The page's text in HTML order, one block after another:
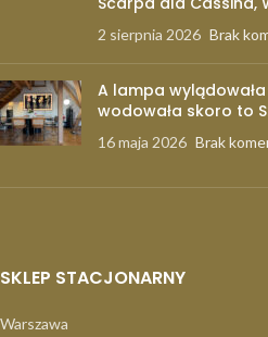
2 sierpnia 2026 Brak
A lampa
wodowała skoro to
16 maja 2026 Brak
SKLEP STACJONARNY
Warszawa